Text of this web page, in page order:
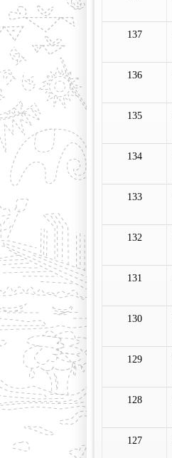
137
136
135
134
133
132
131
130
129
128
127